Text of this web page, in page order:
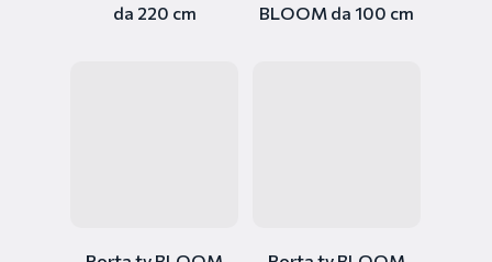
da 220 cm
BLOOM da 100 cm